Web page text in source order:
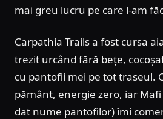
mai greu lucru pe care l-am
Carpathia Trails a fost cursa
trezit urcând fără bețe,
cu pantofii mei pe tot traseul.
pământ, energie zero, iar Mafi
dat nume pantofilor) îmi